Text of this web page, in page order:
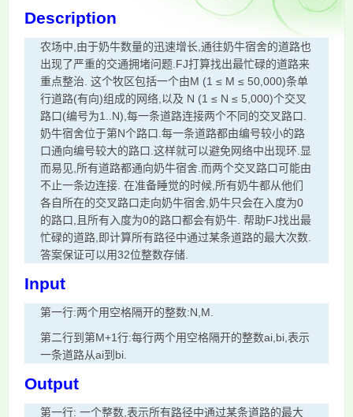
Description
农场中,由于奶牛数量的迅速增长,通往奶牛宿舍的道路也
出现了严重的交通拥堵问题.FJ打算找出最忙碌的道路来
重点整治. 这个牧区包括一个由M (1 ≤ M ≤ 50,000)条单
行道路(有向)组成的网络,以及 N (1 ≤ N ≤ 5,000)个交叉
路口(编号为1..N),每一条道路连接两个不同的交叉路口.
奶牛宿舍位于第N个路口.每一条道路都由编号较小的路
口通向编号较大的路口.这样就可以避免网络中出现环.显
而易见,所有道路都通向奶牛宿舍.而两个交叉路口可能由
不止一条边连接. 在准备睡觉的时候,所有奶牛都从他们
各自所在的交叉路口走向奶牛宿舍,奶牛只会在入度为0
的路口,且所有入度为0的路口都会有奶牛. 帮助FJ找出最
忙碌的道路,即计算所有路径中通过某条道路的最大次数.
答案保证可以用32位整数存储.
Input
第一行:两个用空格隔开的整数:N,M.
第二行到第M+1行:每行两个用空格隔开的整数ai,bi,表示
一条道路从ai到bi.
Output
第一行: 一个整数,表示所有路径中通过某条道路的最大